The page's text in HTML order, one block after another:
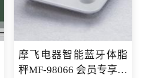
摩飞电器智能蓝牙体脂
秤MF-98066 会员专享价